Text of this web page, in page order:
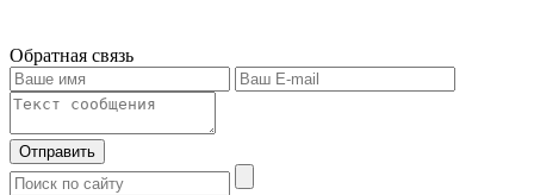
Обратная связь
Отправить